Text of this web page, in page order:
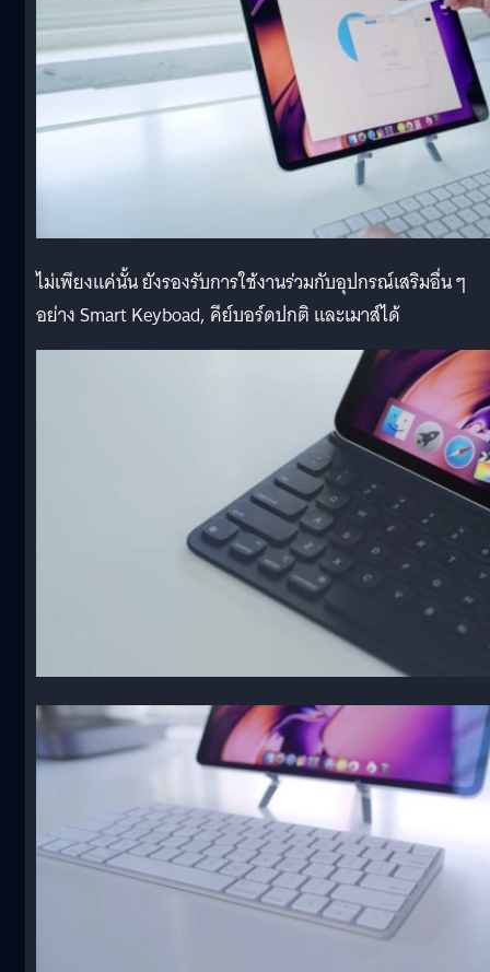
ไม่เพียงแค่นั้น ยังรองรับการใช้งานร่วมกับอุปกรณ์เสริมอื่น ๆ
อย่าง Smart Keyboad, คีย์บอร์ดปกติ และเมาส์ได้